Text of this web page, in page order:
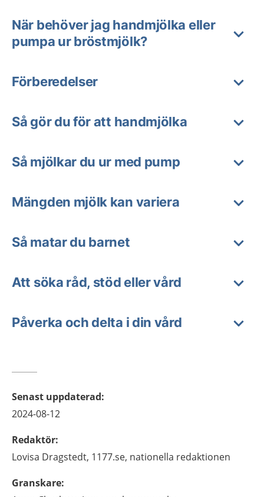
När behöver jag handmjölka eller
pumpa ur bröstmjölk?
Förberedelser
Så gör du för att handmjölka
Så mjölkar du ur med pump
Mängden mjölk kan variera
Så matar du barnet
Att söka råd, stöd eller vård
Påverka och delta i din vård
Senast uppdaterad:
2024-08-12
Redaktör:
Lovisa Dragstedt, 1177.se, nationella redaktionen
Granskare: